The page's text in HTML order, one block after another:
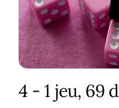
4 - 1 jeu, 69